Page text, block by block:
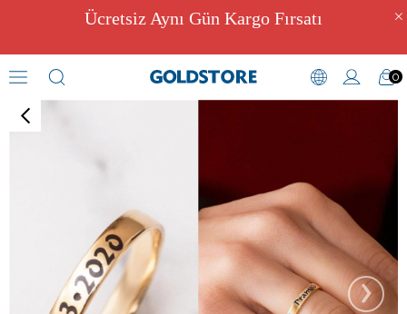
Ücretsiz Aynı Gün Kargo Fırsatı
0
›